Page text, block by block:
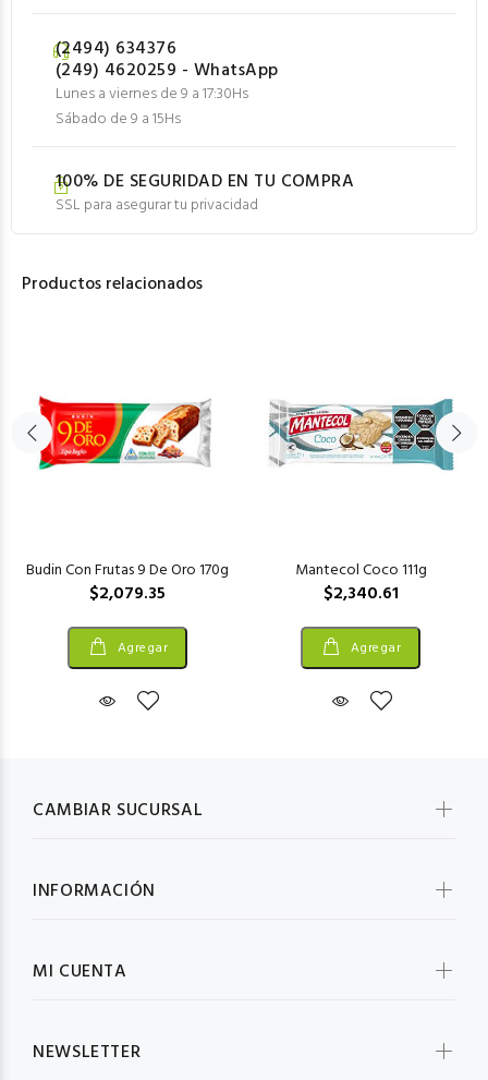
(2494) 634376
(249) 4620259 - WhatsApp
Lunes a viernes de 9 a 17:30Hs
Sábado de 9 a 15Hs
100% DE SEGURIDAD EN TU COMPRA
SSL para asegurar tu privacidad
Productos relacionados
Budin Con Frutas 9 De Oro 170g
$2,079.35
Agregar
Mantecol Coco 111g
$2,340.61
Agregar
CAMBIAR SUCURSAL
INFORMACIÓN
MI CUENTA
NEWSLETTER